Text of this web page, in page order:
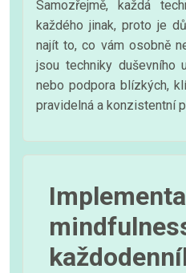
Samozřejmě, každá
každého jinak, proto je
najít to, co vám osobně
jsou techniky duševního
nebo podpora blízkých,
pravidelná a konzistentní